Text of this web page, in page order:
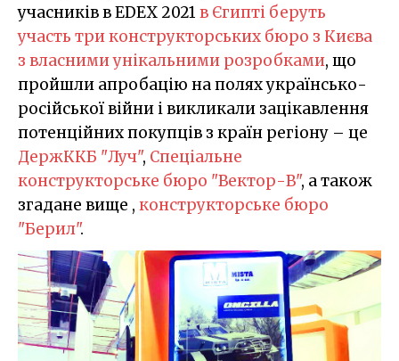
учасників в EDEX 2021 в Єгипті беруть
участь три конструкторських бюро з Києва
з власними унікальними розробками, що
пройшли апробацію на полях українсько-
російської війни і викликали зацікавлення
потенційних покупців з країн регіону – це
ДержККБ "Луч", Спеціальне
конструкторське бюро "Вектор-В", а також
згадане вище , конструкторське бюро
"Берил".